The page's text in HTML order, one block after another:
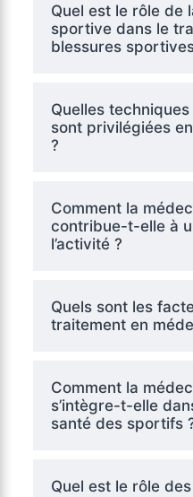
Quel est le rôle de
sportive dans le
blessures
Quelles
sont privilégiées
?
Comment la
contribue-t-elle à
l’activité ?
Quels sont les
traitement en
Comment la
s’intègre-t-elle
santé des sportifs
Quel est le rôle